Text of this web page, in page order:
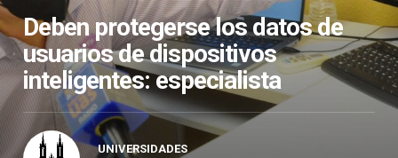
Deben protegerse los datos de
usuarios de dispositivos
inteligentes: especialista
UNIVERSIDADES